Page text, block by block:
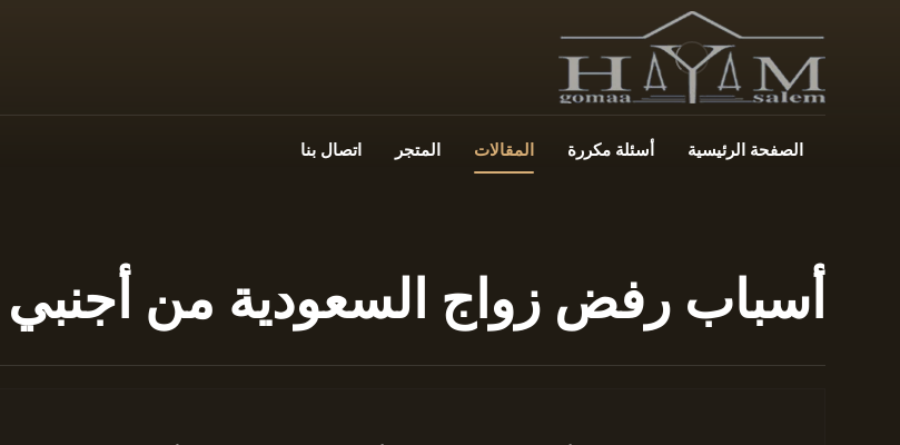
الصفحة الرئيسية أسئلة مكررة المقالات المتجر اتصال بنا
أسباب رفض زواج السعودية من أجنبي